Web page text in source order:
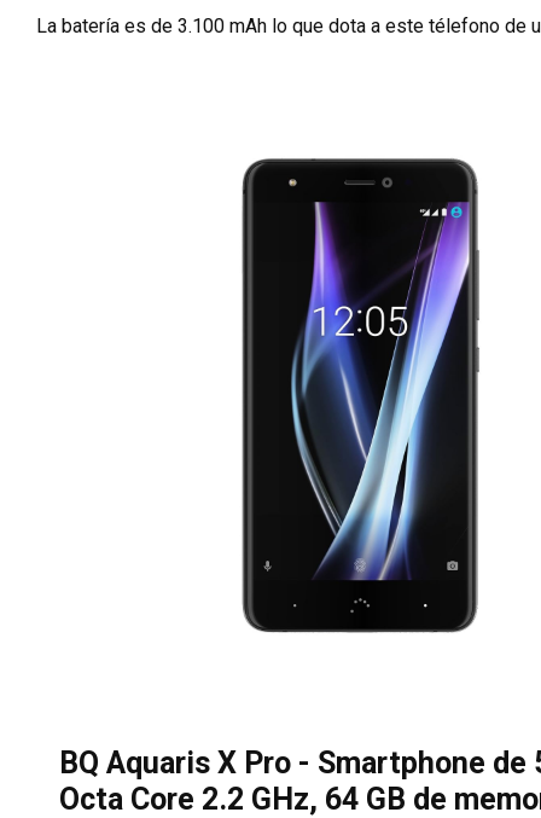
La batería es de 3.100 mAh lo que dota a este télefono de
BQ Aquaris X Pro - Smartphone
Octa Core 2.2 GHz, 64 GB de